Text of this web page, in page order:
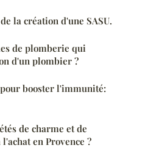
la création d'une SASU.
de plomberie qui
d'un plombier ?
booster l'immunité:
de charme et de
en Provence ?